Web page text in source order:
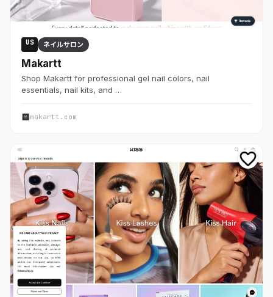
US ネイルサロン
Makartt
Shop Makartt for professional gel nail colors, nail
essentials, nail kits, and …
makartt.com